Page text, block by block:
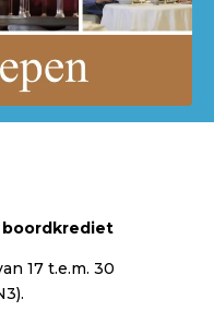
boordkrediet
17 t.e.m. 30